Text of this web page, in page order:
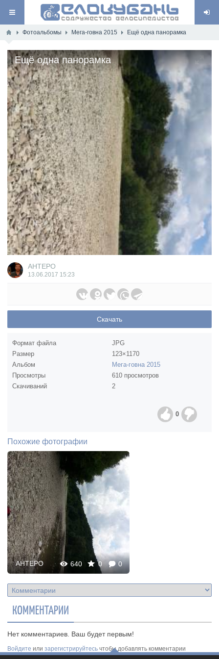
Фотоальбомы Мега-говна 2015 Ещё одна панорамка
Ещё одна панорамка
AHTEPO
13.06.2017 15:23
Скачать
Формат файла
JPG
Размер
123×1170
Альбом
Мега-говна 2015
Просмотры
610 просмотров
Скачиваний
2
0
Похожие фотографии
640 0 0
AHTEPO
КОММЕНТАРИИ
Нет комментариев. Ваш будет первым!
Войдите или зарегистрируйтесь чтобы добавлять комментарии